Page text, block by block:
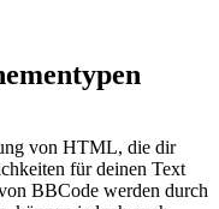
von HTML, die dir
für deinen Text
BBCode werden durch